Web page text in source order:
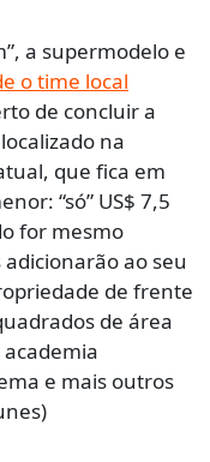
a supermodelo e
o time local
de concluir a
na
que fica em
“só” US$ 7,5
for mesmo
ao seu
de frente
de área
e mais outros